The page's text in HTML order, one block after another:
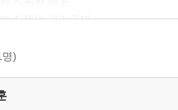
지위와 권리구제
우제도
론 - 시설 내 처우
명)